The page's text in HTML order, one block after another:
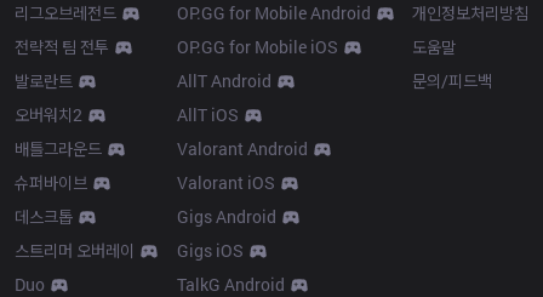
리그오브레전드
전략적 팀 전투
발로란트
오버워치2
배틀그라운드
슈퍼바이브
데스크톱
스트리머 오버레이
Duo
OP.GG for Mobile Android
OP.GG for Mobile iOS
AllT Android
AllT iOS
Valorant Android
Valorant iOS
Gigs Android
Gigs iOS
TalkG Android
개인정보처리방침
도움말
문의/피드백